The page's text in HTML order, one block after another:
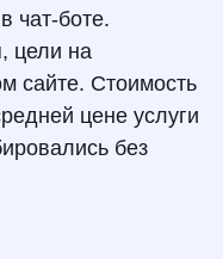
чат-боте.
цели на
сайте. Стоимость
цене услуги
без